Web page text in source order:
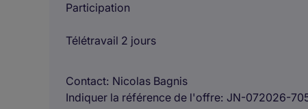
Participation
Télétravail 2 jours
Contact Nicolas Bagnis
Indiquer la référence de l'offre JN-072026-